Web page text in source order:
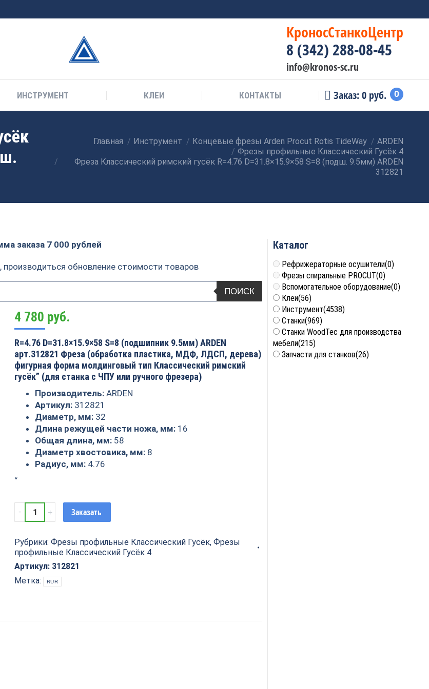
КроносСтанкоЦентр
8 (342) 288-08-45
info@kronos-sc.ru
ИНСТРУМЕНТ КЛЕИ КОНТАКТЫ Заказ:0 руб. 0
Главная Инструмент Концевые фрезы Arden Procut Rotis TideWay
ARDEN
Фрезы профильные Классический Гусёк 4
Фреза Классический римский гусёк R=4.76 D=31.8×15.9×58 S=8 (подш. 9.5мм) ARDEN
312821
заказа 7 000 рублей
обновление стоимости товаров
ПОИСК
4 780 руб.
R=4.76 D=31.8×15.9×58 S=8 (подшипник 9.5мм) ARDEN
арт.312821 Фреза (обработка пластика, МДФ, ЛДСП, дерева)
фигурная форма молдинговый тип Классический римский
гусёк” (для станка с ЧПУ или ручного фрезера)
Производитель: ARDEN
Артикул: 312821
Диаметр, мм: 32
Длина режущей части ножа, мм: 16
Общая длина, мм: 58
Диаметр хвостовика, мм: 8
Радиус, мм: 4.76
“
Фреза
Классический
гусёк
R=4.76
D=31.8x15.9x58
S=8
Заказать
Рубрики:Фрезы профильные Классический Гусёк,Фрезы
профильные Классический Гусёк 4
Артикул: 312821
Метка:
RUR
Каталог
Рефрижераторные осушители(0)
Фрезы спиральные PROCUT(0)
Вспомогательное оборудование(0)
Клеи(56)
Инструмент(4538)
Станки(969)
Станки WoodTec для производства
мебели(215)
Запчасти для станков(26)